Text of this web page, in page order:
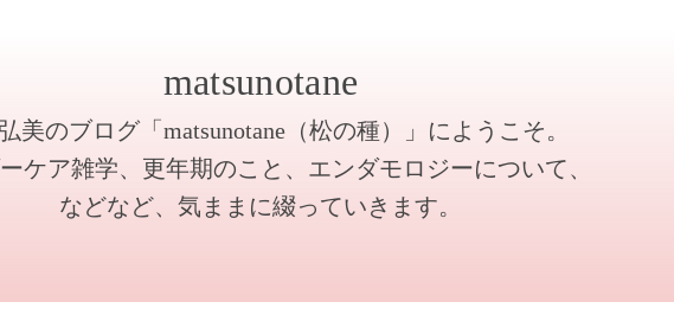
matsunotane
美のブログ「matsunotane（松の種）」にようこそ。
ケア雑学、更年期のこと、エンダモロジーについて、
などなど、気ままに綴っていきます。